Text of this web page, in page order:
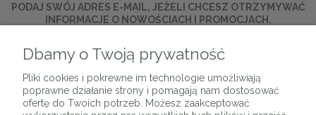
PODAJ SWÓJ ADRES E-MAIL, JEŻELI CHCESZ OTRZYMYWAĆ
INFORMACJE O NOWOŚCIACH I PROMOCJACH.
Dbamy o Twoją prywatność
Pliki cookies i pokrewne im technologie umożliwiają
poprawne działanie strony i pomagają nam dostosować
ofertę do Twoich potrzeb. Możesz zaakceptować